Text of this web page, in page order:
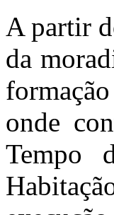
A partir
da
onde
Tempo